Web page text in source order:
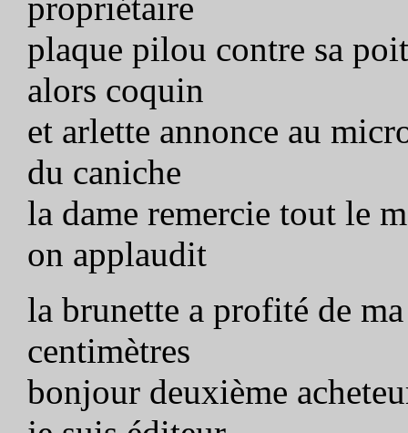
plaque pilou contre sa
alors coquin
et arlette annonce au
du caniche
la dame remercie tout le
on applaudit
la brunette a profité de
centimètres
bonjour deuxième